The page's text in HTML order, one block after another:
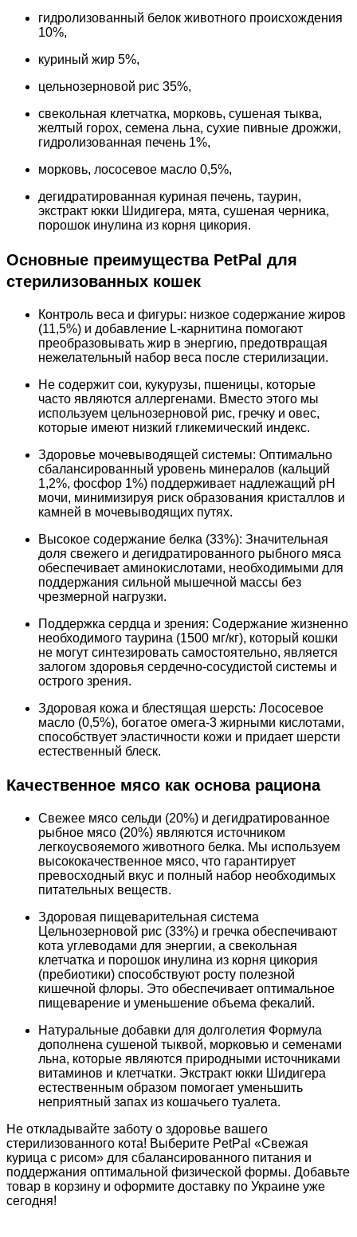
гидролизованный белок животного происхождения
10%,
куриный жир 5%,
цельнозерновой рис 35%,
свекольная клетчатка, морковь, сушеная тыква,
желтый горох, семена льна, сухие пивные дрожжи,
гидролизованная печень 1%,
морковь, лососевое масло 0,5%,
дегидратированная куриная печень, таурин,
экстракт юкки Шидигера, мята, сушеная черника,
порошок инулина из корня цикория.
Основные преимущества PetPal для
стерилизованных кошек
Контроль веса и фигуры: низкое содержание жиров
(11,5%) и добавление L-карнитина помогают
преобразовывать жир в энергию, предотвращая
нежелательный набор веса после стерилизации.
Не содержит сои, кукурузы, пшеницы, которые
часто являются аллергенами. Вместо этого мы
используем цельнозерновой рис, гречку и овес,
которые имеют низкий гликемический индекс.
Здоровье мочевыводящей системы: Оптимально
сбалансированный уровень минералов (кальций
1,2%, фосфор 1%) поддерживает надлежащий pH
мочи, минимизируя риск образования кристаллов и
камней в мочевыводящих путях.
Высокое содержание белка (33%): Значительная
доля свежего и дегидратированного рыбного мяса
обеспечивает аминокислотами, необходимыми для
поддержания сильной мышечной массы без
чрезмерной нагрузки.
Поддержка сердца и зрения: Содержание жизненно
необходимого таурина (1500 мг/кг), который кошки
не могут синтезировать самостоятельно, является
залогом здоровья сердечно-сосудистой системы и
острого зрения.
Здоровая кожа и блестящая шерсть: Лососевое
масло (0,5%), богатое омега-3 жирными кислотами,
способствует эластичности кожи и придает шерсти
естественный блеск.
Качественное мясо как основа рациона
Свежее мясо сельди (20%) и дегидратированное
рыбное мясо (20%) являются источником
легкоусвояемого животного белка. Мы используем
высококачественное мясо, что гарантирует
превосходный вкус и полный набор необходимых
питательных веществ.
Здоровая пищеварительная система
Цельнозерновой рис (33%) и гречка обеспечивают
кота углеводами для энергии, а свекольная
клетчатка и порошок инулина из корня цикория
(пребиотики) способствуют росту полезной
кишечной флоры. Это обеспечивает оптимальное
пищеварение и уменьшение объема фекалий.
Натуральные добавки для долголетия Формула
дополнена сушеной тыквой, морковью и семенами
льна, которые являются природными источниками
витаминов и клетчатки. Экстракт юкки Шидигера
естественным образом помогает уменьшить
неприятный запах из кошачьего туалета.
Не откладывайте заботу о здоровье вашего
стерилизованного кота! Выберите PetPal «Свежая
курица с рисом» для сбалансированного питания и
поддержания оптимальной физической формы. Добавьте
товар в корзину и оформите доставку по Украине уже
сегодня!